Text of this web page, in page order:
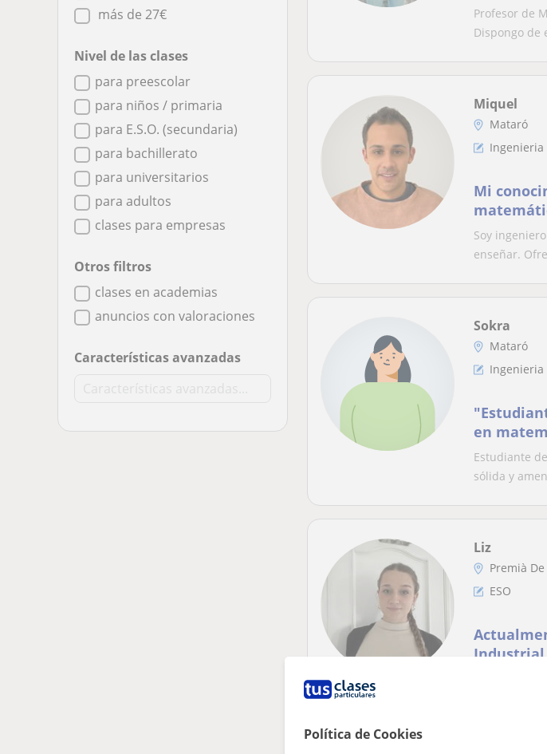
Política de Cookies
más de 27€
Nivel de las clases
para preescolar
para niños / primaria
para E.S.O. (secundaria)
para bachillerato
para universitarios
para adultos
clases para empresas
Otros filtros
clases en academias
anuncios con valoraciones
Características avanzadas
Profesor de
Dispongo de
Miquel
Mataró
Ingenieria
Mi
análisis
Soy
enseñar.
Sokra
Mataró
Ingenieria
en
Estudiante
sólida y
Liz
Premià
ESO
Clases